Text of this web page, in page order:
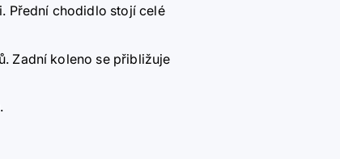
Přední chodidlo stojí celé
Zadní koleno se přibližuje